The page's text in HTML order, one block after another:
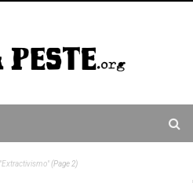
(Page 2)